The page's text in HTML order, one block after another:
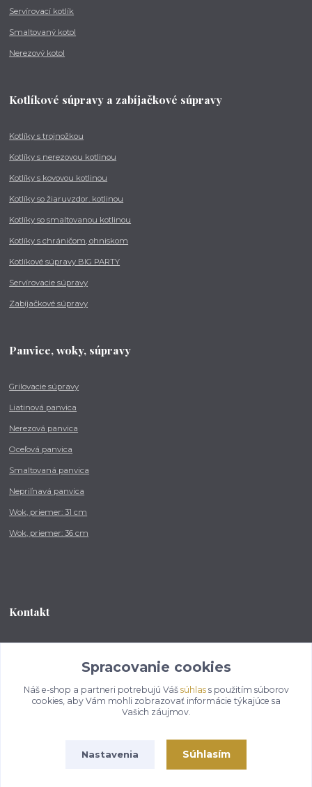
Servírovací kotlík
Smaltovaný kotol
Nerezový kotol
Kotlíkové súpravy a zabíjačkové súpravy
Kotlíky s trojnožkou
Kotlíky s nerezovou kotlinou
Kotlíky s kovovou kotlinou
Kotlíky so žiaruvzdor. kotlinou
Kotlíky so smaltovanou kotlinou
Kotlíky s chráničom, ohniskom
Kotlíkové súpravy BIG PARTY
Servírovacie súpravy
Zabíjačkové súpravy
Panvice, woky, súpravy
Grilovacie súpravy
Liatinová panvica
Nerezová panvica
Oceľová panvica
Smaltovaná panvica
Nepriľnavá panvica
Wok, priemer: 31 cm
Wok, priemer: 36 cm
Kontakt
od 8:00 - do 16:00 hod
info@kotlikovesupravy.sk
Spracovanie cookies
Náš e-shop a partneri potrebujú Váš súhlass použitím súborov
cookies, aby Vám mohli zobrazovať informácie týkajúce sa
Vašich záujmov.
Nastavenia Súhlasím